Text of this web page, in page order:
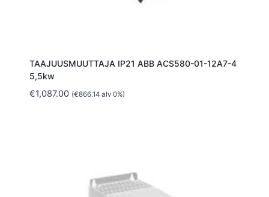
TAAJUUSMUUTTAJA IP21 ABB ACS580-01-12A7-4
5,5kw
€1,087.00 (€866.14alv 0%)